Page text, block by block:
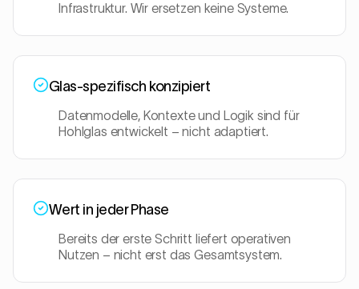
Infrastruktur. Wir ersetzen keine Systeme.
Glas-spezifisch konzipiert
Datenmodelle, Kontexte und Logik sind für
Hohlglas entwickelt – nicht adaptiert.
Wert in jeder Phase
Bereits der erste Schritt liefert operativen
Nutzen – nicht erst das Gesamtsystem.